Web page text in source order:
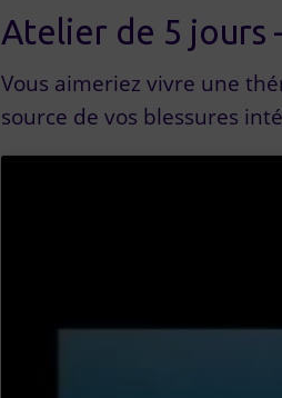
Atelier de 5 jours
Vous aimeriez vivre une
source de vos blessures